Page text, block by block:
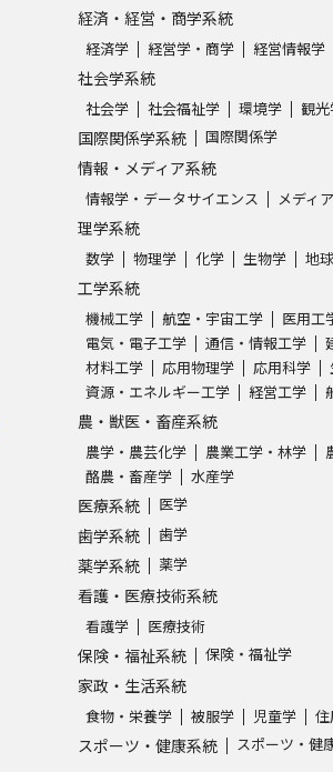
志望校・出願
併願校選び 受験
大学で学びた
学問のミニ講義「夢
Ｑ＆Ａ よくあるご質
資料の料金の
個人情報取扱規定
受験情報リンク
経済・経営・商学系統
経済学 経営学・商学 経営情報学
社会学系統
社会学 社会福祉学 環境学 観
国際関係学系統 国際関係学
情報・メディア系統
情報学・データサイエンス メディ
理学系統
数学 物理学 化学 生物学 地
工学系統
機械工学 航空・宇宙工学
医用工
電気・電子工学
通信・情報工学
材料工学
応用物理学 応用科学
資源・エネルギー工学
経営工学
農・獣医・畜産系統
農学・農芸化学 農業工学・林学
酪農・畜産学
水産学
医療系統 医学
歯学系統 歯学
薬学系統 薬学
看護・医療技術系統
看護学 医療技術
保険・福祉系統 保険・福祉学
家政・生活系統
食物・栄養学 被服学 児童学
スポーツ・健康系統 スポーツ・健